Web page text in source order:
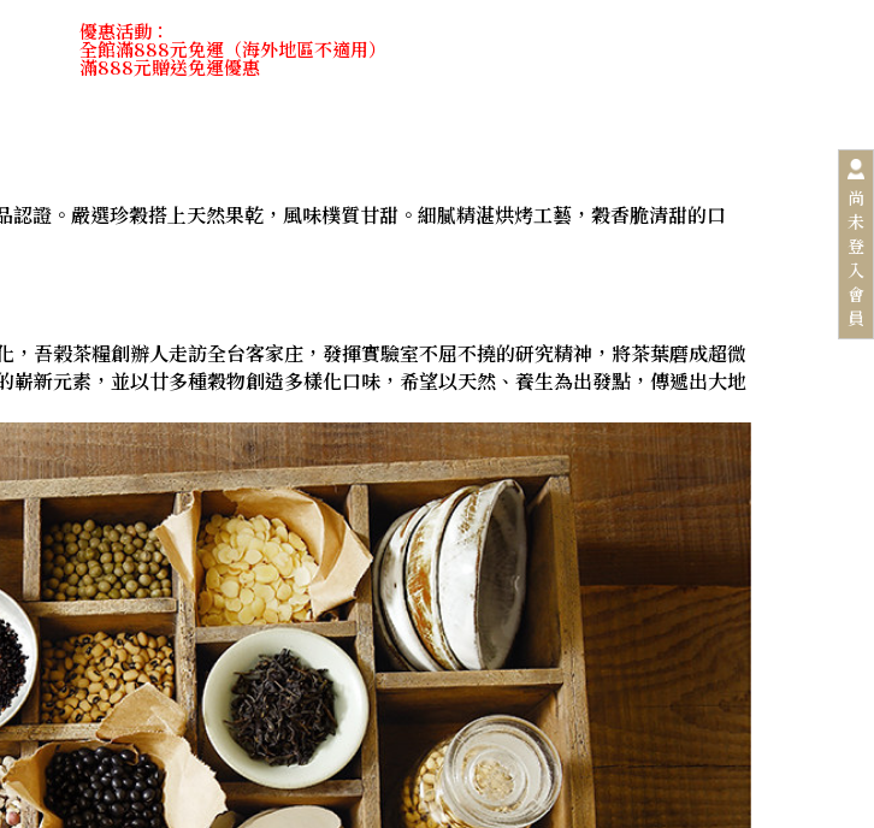
尚
未
登
入
會
員
優惠活動：
全館滿888元免運（海外地區不適用）
滿888元贈送免運優惠
證。嚴選珍穀搭上天然果乾，風味樸質甘甜。細膩精湛烘烤工藝，穀香脆清甜的口
吾榖茶糧創辦人走訪全台客家庄，發揮實驗室不屈不撓的研究精神，將茶葉磨成超微
新元素，並以廿多種穀物創造多樣化口味，希望以天然、養生為出發點，傳遞出大地